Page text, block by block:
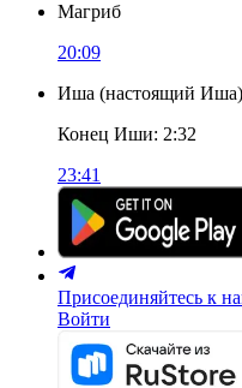
Магриб
20:09
Иша (настоящий Иша)
Конец Иши: 2:32
23:41
Присоединяйтесь к
Войти